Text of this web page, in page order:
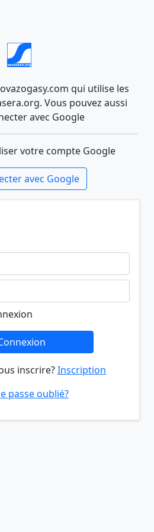
qui utilise les
Vous pouvez aussi
avec Google
votre compte Google
avec Google
inscrire?Inscription
passe oublié?